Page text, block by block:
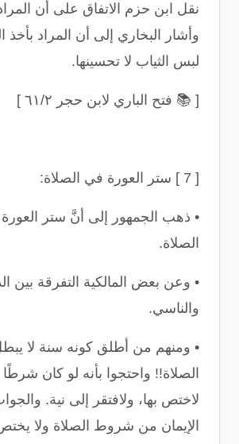
نقل ابن حزم الاتفاق على أن
وأشار البخاري إلى أن المراد بأخذ
لبس الثياب لا تحسينها.
[
📚 فتح الباري لابن حجر ٦١/٢ ]
[ 7 ] ستر العورة في الصلاة:
• ذهب الجمهور إلى أنَّ ستر
الصلاة.
• وعن بعض المالكية التفرقة بين
والناسي.
• ومنهم من أطلق كونه سنة لا
الصلاة!! واحتجوا بأنه لو كان
لاختص بها، ولافتقر إلى نية.
الإيمان من شروط الصلاة ولا يختص